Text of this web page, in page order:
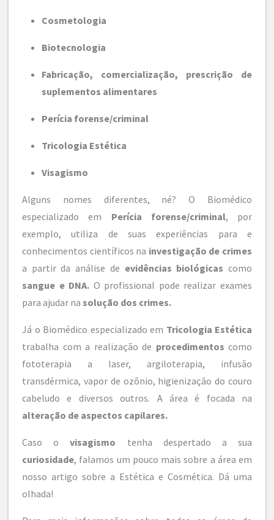
Cosmetologia
Biotecnologia
Fabricação, comercialização, prescrição de
suplementos alimentares
Perícia forense/criminal
Tricologia Estética
Visagismo
Alguns nomes diferentes, né? O Biomédico
especializado em Perícia forense/criminal, por
exemplo, utiliza de suas experiências para e
conhecimentos científicos na investigação de crimes
a partir da análise de evidências biológicas como
sangue e DNA. O profissional pode realizar exames
para ajudar na solução dos crimes.
Já o Biomédico especializado em Tricologia Estética
trabalha com a realização de procedimentos como
fototerapia a laser, argiloterapia, infusão
transdérmica, vapor de ozônio, higienização do couro
cabeludo e diversos outros. A área é focada na
alteração de aspectos capilares.
Caso ovisagismo tenha despertado a sua
curiosidade, falamos um pouco mais sobre a área em
nosso artigo sobre a Estética e Cosmética. Dá uma
olhada!